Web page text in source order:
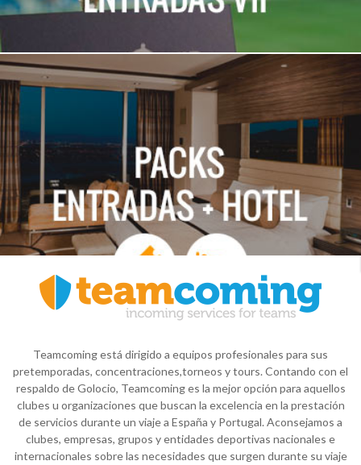
Teamcoming está dirigido a equipos profesionales para sus
pretemporadas, concentraciones,torneos y tours. Contando con el
respaldo de Golocio, Teamcoming es la mejor opción para aquellos
clubes u organizaciones que buscan la excelencia en la prestación
de servicios durante un viaje a España y Portugal. Aconsejamos a
clubes, empresas, grupos y entidades deportivas nacionales e
internacionales sobre las necesidades que surgen durante su viaje